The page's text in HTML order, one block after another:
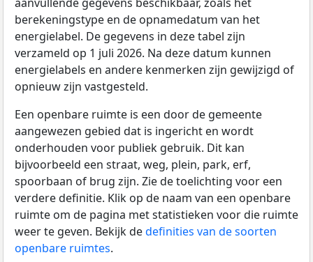
berekeningstype en de opnamedatum van het
energielabel. De gegevens in deze tabel zijn
verzameld op 1 juli 2026. Na deze datum kunnen
energielabels en andere kenmerken zijn gewijzigd of
opnieuw zijn vastgesteld.
Een openbare ruimte is een door de gemeente
aangewezen gebied dat is ingericht en wordt
onderhouden voor publiek gebruik. Dit kan
bijvoorbeeld een straat, weg, plein, park, erf,
spoorbaan of brug zijn. Zie de toelichting voor een
verdere definitie. Klik op de naam van een openbare
ruimte om de pagina met statistieken voor die ruimte
weer te geven. Bekijk dedefinities van de soorten
openbare ruimtes.